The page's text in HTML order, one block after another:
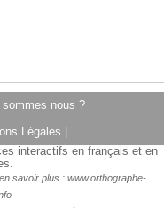
sommes nous ?
Légales
interactifs en français et en
savoir plus : www.orthographe-